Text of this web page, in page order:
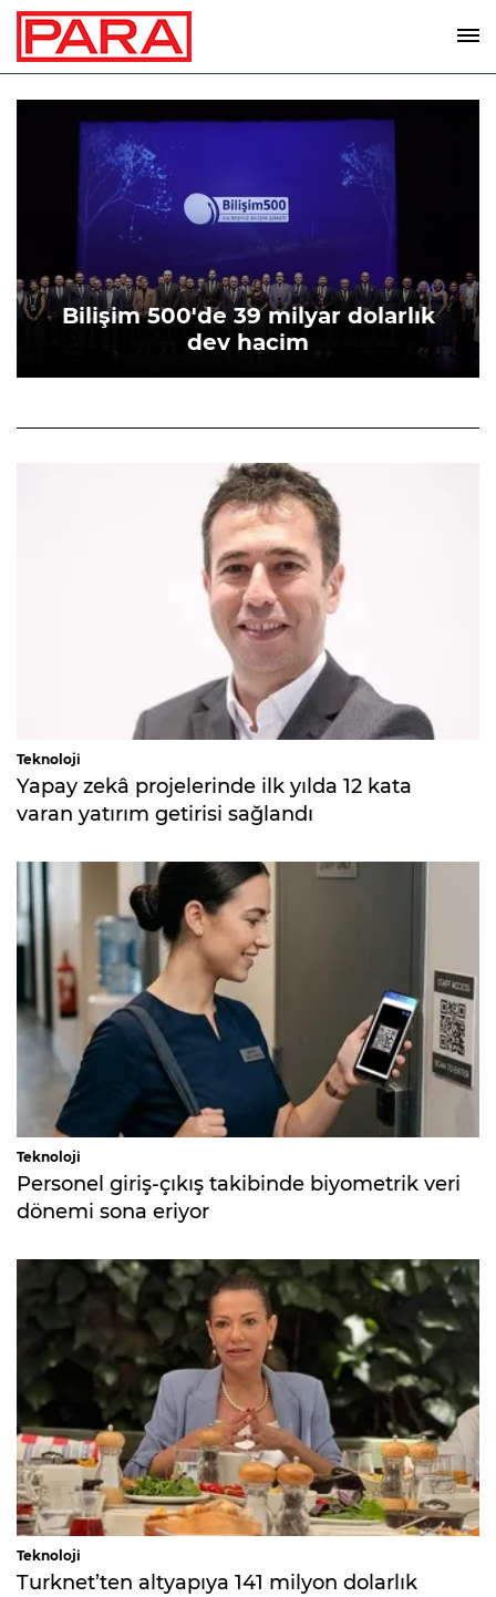
Bilişim 500'de 39 milyar dolarlık
dev hacim
Teknoloji
Yapay zekâ projelerinde ilk yılda 12 kata
varan yatırım getirisi sağlandı
Teknoloji
Personel giriş-çıkış takibinde biyometrik veri
dönemi sona eriyor
Teknoloji
Turknet’ten altyapıya 141 milyon dolarlık